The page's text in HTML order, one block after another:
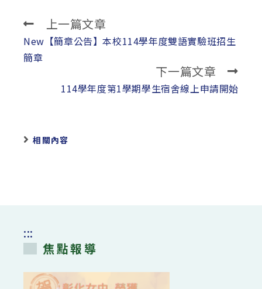
Read
more
articles
上一篇文章
New【簡章公告】本校114學年度雙語實驗班招生
簡章
下一篇文章
114學年度第1學期學生宿舍線上申請開始
相關內容
:::
焦點報導